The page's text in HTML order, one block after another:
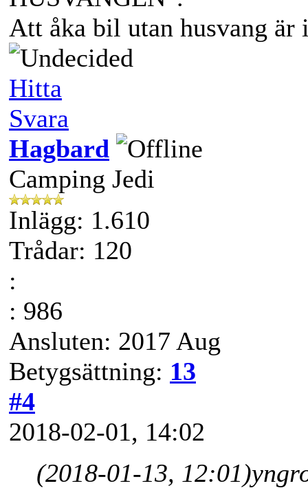
Att åka bil utan husvang
Hitta
Svara
Hagbard
Camping Jedi
Inlägg: 1.610
Trådar: 120
:
: 986
Ansluten: 2017 Aug
Betygsättning: 13
#4
2018-02-01, 14:02
(2018-01-13, 12:01)